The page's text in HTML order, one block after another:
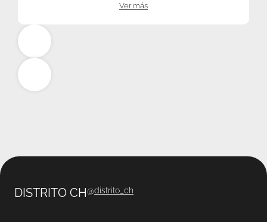
Ver más
DISTRITO CH@distrito_ch